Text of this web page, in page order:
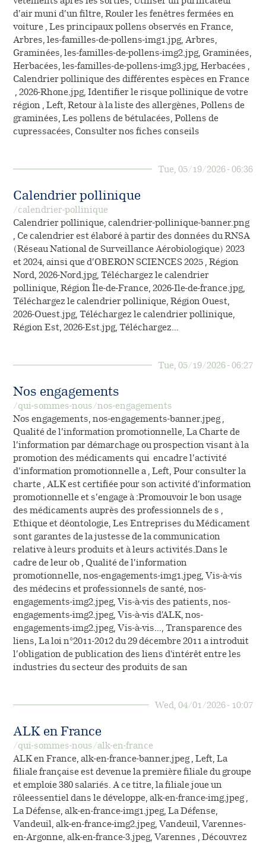
d’air muni d’un filtre, Rouler les fenêtres fermées en
voiture , Les principaux pollens observés en France,
Arbres, les-familles-de-pollens-img1.jpg, Arbres,
Graminées, les-familles-de-pollens-img2.jpg, Graminées,
Herbacées, les-familles-de-pollens-img3.jpg, Herbacées ,
Calendrier pollinique des différentes espèces en France
, 2026-Rhone.jpg, Identifier le risque pollinique de votre
région , Left, Retour à la liste des allergènes, Pollens de
graminées, Les pollens de bétulacées, Pollens de
cupressacées, Consulter nos fiches conseils
Tue, 05/19/2026 - 06:36
Calendrier pollinique
/calendrier-pollinique
Calendrier pollinique, calendrier-pollinique-banner.png
, Ce calendrier est élaboré à partir des données du RNSA
(Réseau National de Surveillance Aérobiologique) 2023
et 2024, ainsi que d’OBERON SCIENCES 2025 , Région
Nord, 2026-Nord.jpg, Téléchargez le calendrier
pollinique, Région Île-de-France, 2026-Ile-de-france.jpg,
Téléchargez le calendrier pollinique, Région Ouest,
2026-Ouest.jpg, Téléchargez le calendrier pollinique,
Région Est, 2026-Est.jpg, Téléchargez…
Tue, 05/19/2026 - 06:27
Nos engagements
/qui-sommes-nous/nos-engagements
Nos engagements, nos-engagements-banner.jpeg ,
Qualité de l’information promotionnelle, La Charte de
l’information par démarchage ou prospection visant à la
promotion des médicaments qui encadre l’activité
d’information promotionnelle a , Left, Pour consulter la
charte , ALK est certifiée pour son activité d’information
promotionnelle et s’engage à :Promouvoir le bon usage
des médicaments auprès des professionnels de s ,
Ethique et déontologie, Les Entreprises du Médicament
sont garantes de la justesse de la communication
relative à leurs produits et à leurs activités.Dans le
cadre de leur ob , Qualité de l’information
promotionnelle, nos-engagements-img1.jpeg, Vis-à-vis
des médecins et professionnels de santé, nos-
engagements-img2.jpeg, Vis-à-vis des patients, nos-
engagements-img2.jpeg, Vis-à-vis d'ALK, nos-
engagements-img2.jpeg, Vis-à-vis…, Transparence des
liens, La loi n°2011-2012 du 29 décembre 2011 a introduit
l’obligation de publication des liens d'intérêt entre les
industries du secteur des produits de san
Wed, 04/01/2026 - 10:07
ALK en France
/qui-sommes-nous/alk-en-france
ALK en France, alk-en-france-banner.jpeg , Left, La
filiale française est devenue la première filiale du groupe
et emploie 380 salariés. A ce titre, la filiale joue un
rôleessentiel dans le développe, alk-en-france-img.jpeg ,
La Défense, alk-en-france-img1.jpeg, La Défense,
Vandeuil, alk-en-france-img2.jpeg, Vandeuil, Varennes-
en-Argonne, alk-en-france-3.jpeg, Varennes , Découvrez